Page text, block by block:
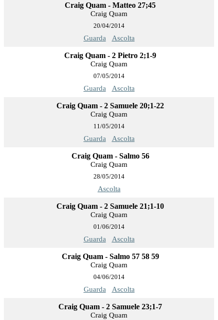
Craig Quam - Matteo 27;45
Craig Quam
20/04/2014
Guarda Ascolta
Craig Quam - 2 Pietro 2;1-9
Craig Quam
07/05/2014
Guarda Ascolta
Craig Quam - 2 Samuele 20;1-22
Craig Quam
11/05/2014
Guarda Ascolta
Craig Quam - Salmo 56
Craig Quam
28/05/2014
Ascolta
Craig Quam - 2 Samuele 21;1-10
Craig Quam
01/06/2014
Guarda Ascolta
Craig Quam - Salmo 57 58 59
Craig Quam
04/06/2014
Guarda Ascolta
Craig Quam - 2 Samuele 23;1-7
Craig Quam